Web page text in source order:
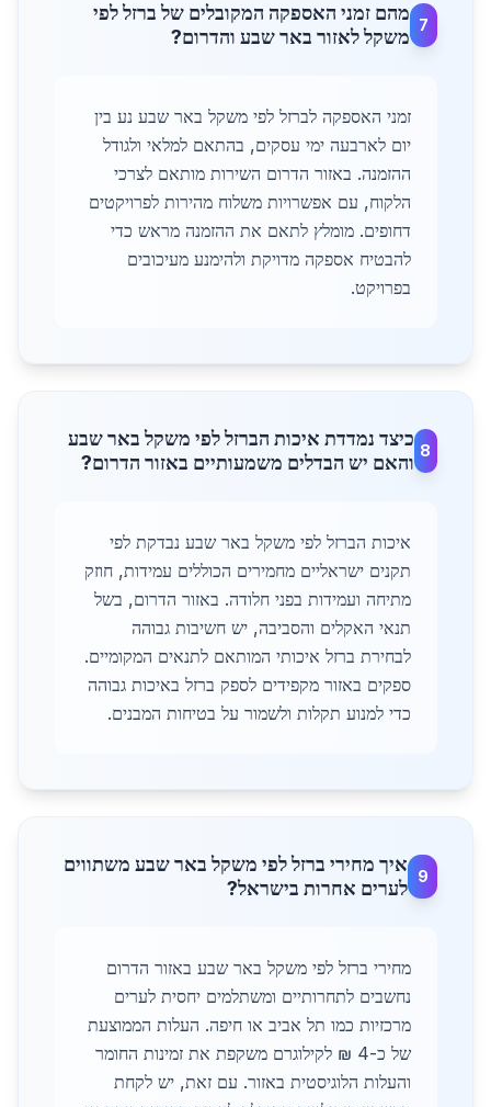
7
מהם זמני האספקה המקובלים של ברזל לפי
משקל לאזור באר שבע והדרום?
זמני האספקה לברזל לפי משקל באר שבע נע בין
יום לארבעה ימי עסקים, בהתאם למלאי ולגודל
ההזמנה. באזור הדרום השירות מותאם לצרכי
הלקוח, עם אפשרויות משלוח מהירות לפרויקטים
דחופים. מומלץ לתאם את ההזמנה מראש כדי
להבטיח אספקה מדויקת ולהימנע מעיכובים
בפרויקט.
8
כיצד נמדדת איכות הברזל לפי משקל באר שבע
והאם יש הבדלים משמעותיים באזור הדרום?
איכות הברזל לפי משקל באר שבע נבדקת לפי
תקנים ישראליים מחמירים הכוללים עמידות, חוזק
מתיחה ועמידות בפני חלודה. באזור הדרום, בשל
תנאי האקלים והסביבה, יש חשיבות גבוהה
לבחירת ברזל איכותי המותאם לתנאים המקומיים.
ספקים באזור מקפידים לספק ברזל באיכות גבוהה
כדי למנוע תקלות ולשמור על בטיחות המבנים.
9
איך מחירי ברזל לפי משקל באר שבע משתווים
לערים אחרות בישראל?
מחירי ברזל לפי משקל באר שבע באזור הדרום
נחשבים לתחרותיים ומשתלמים יחסית לערים
מרכזיות כמו תל אביב או חיפה. העלות הממוצעת
של כ-4 ₪ לקילוגרם משקפת את זמינות החומר
והעלות הלוגיסטית באזור. עם זאת, יש לקחת